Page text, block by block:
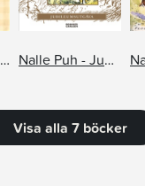
365 dagar med Nalle Puh Nalle Puh - Jubileumsutgåva
Visa alla 7 böcker